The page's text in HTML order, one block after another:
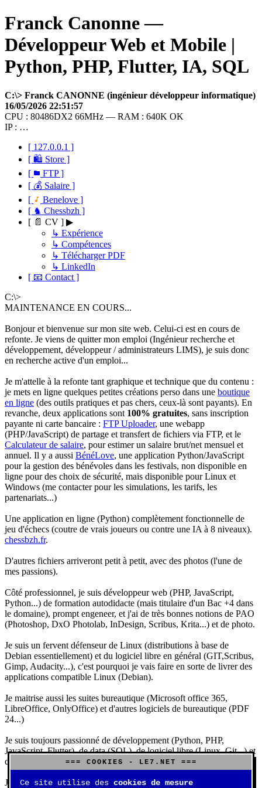
Franck Canonne —
Développeur Web et Mobile |
Python, PHP, Flutter, IA, SQL
C:\> Franck CANONNE (ingénieur développeur informatique)
16/05/2026 22:51:57
CPU : 80486DX2 66MHz — RAM : 640K OK
IP : …
[ 127.0.0.1 ]
[ 🛍 Store ]
[
FTP ]
[ 💰 Salaire ]
[
Benelove ]
[ ♞ Chessbzh ]
[ 📄 CV ] ▶
↳ Expérience
↳ Compétences
↳ Télécharger PDF
↳ LinkedIn
[ 📧 Contact ]
C:\>
MAINTENANCE EN COURS...
Bonjour et bienvenue sur mon site web. Celui-ci est en cours de
refonte. Je viens de quitter mon emploi (Ingénieur recherche et
développement, développeur / administrateurs LIMS), je suis donc
en recherche active d'un emploi...
Je m'attelle à la refonte tant graphique et technique que du contenu :
je mets en ligne quelques petites créations perso dans une boutique
en ligne (des outils pratiques et pas chers, ceux-là sont payants). En
revanche, deux applications sont 100% gratuites, sans inscription
payante ni carte bancaire : FTP Uploader, une webapp
(PHP/JavaScript) de partage et transfert de fichiers via FTP, et le
Calculateur de salaire, pour estimer un salaire brut/net mensuel et
annuel. Il y a aussi BénéLove, une application Python/JavaScript
pour la gestion des bénévoles dans les festivals, non disponible en
ligne pour des choix de sécurité, mais disponible pour Linux et
Windows (me contacter pour les simulations, les tarifs, les
partenariats...)
Une application en ligne (Python) complètement fonctionnelle de
jeu d'échecs (coutre de vrais joueurs ou contre une IA à 8 niveaux).
chessbzh.fr.
D'autres fichiers arriveront petit à petit, avec des photos (l'une de
mes passions).
Côté professionnel, je suis développeur web (PHP, JavaScript,
Python...) de formation autodidacte (mais titulaire d'un Bac +4 dans
le domaine), prompt engeneer, et j'ai de très bonnes notions de PAO
(Photoshop, DxO Photolab, InDesign, Scribus, Krita...) et de photo.
Je suis un fervent défenseur de Linux (distributions à base de
Debian essentiellement) et du logiciel libre en général (GIT,Scribus,
Gimp, Audacity...), c'est pourquoi je vais faire en sorte de livrer des
applications compatible Linux (Debian).
Je maitrise aussi les suites bureautique (Microsoft office 365,
LibreOffice, OnlyOffice) et d'autres logiciels de bureautique (PDF
24...)
Je suis toujours passionné de développement (Python, PHP,
JavaScript, Flutter), de data (SQL), de logiciel libre (Linux, Git...) et
d'IA (principalement Claude et DeepSeek).
J'aime jouer, surtout aux jeux de sociétés (Risk, Uno, Scrabble...),
=== COOKIES - LE7.NET ===
Ce site utilise des cookies de mesure